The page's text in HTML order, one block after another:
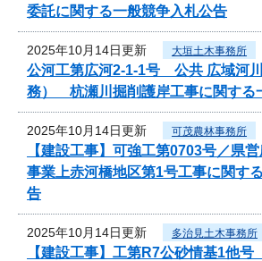
委託に関する一般競争入札公告
2025年10月14日更新 大垣土木事務所
公河工第広河2-1-1号 公共 広域河
務） 杭瀬川掘削護岸工事に関する
2025年10月14日更新 可茂農林事務所
【建設工事】可強工第0703号／県
事業上赤河橋地区第1号工事に関す
告
2025年10月14日更新 多治見土木事務所
【建設工事】工第R7公砂情基1他